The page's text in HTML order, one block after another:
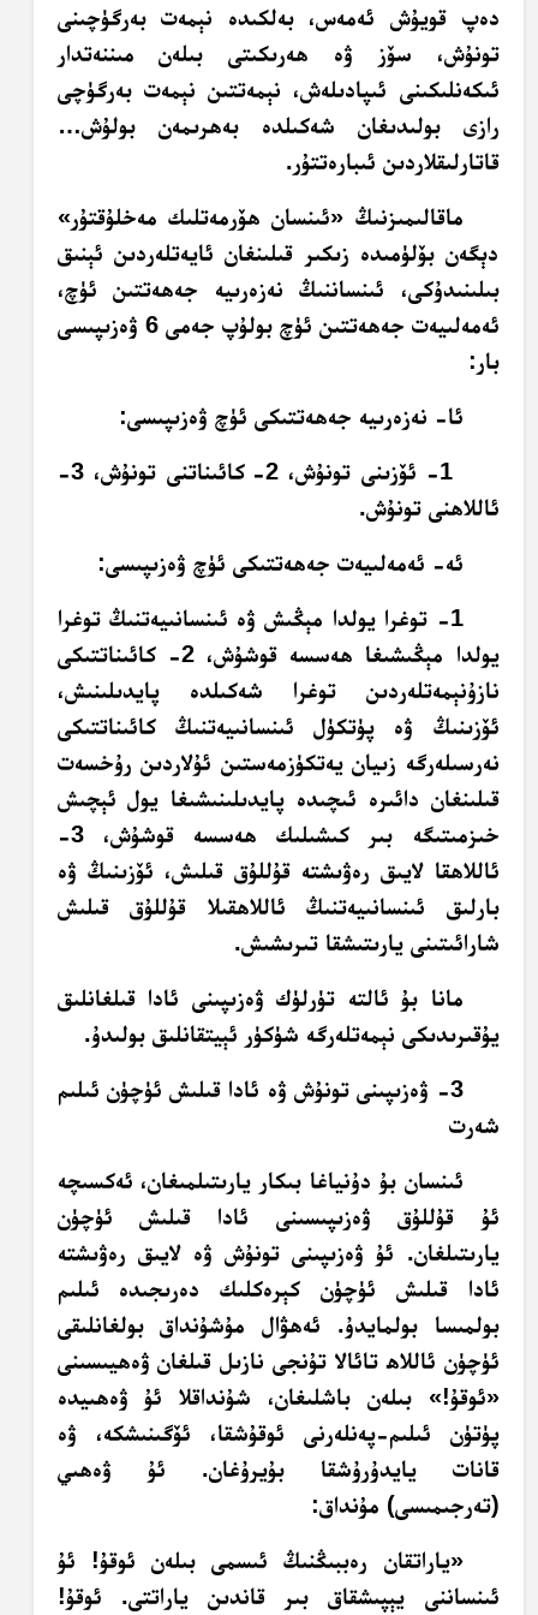
دەپ قويۇش ئەمەس، بەلكىدە نېمەت بەرگۈچىنى
تونۇش، سۆز ۋە ھەرىكىتى بىلەن مىننەتدار
ئىكەنلىكىنى ئىپادىلەش، نېمەتتىن نېمەت بەرگۈچى
رازى بولىدىغان شەكىلدە بەھرىمەن بولۇش…
قاتارلىقلاردىن ئىبارەتتۇر.
ماقالىمىزنىڭ «ئىنسان ھۆرمەتلىك مەخلۇقتۇر»
دېگەن بۆلۈمىدە زىكىر قىلىنغان ئايەتلەردىن ئېنىق
بىلىنىدۇكى، ئىنساننىڭ نەزەرىيە جەھەتتىن ئۈچ،
ئەمەلىيەت جەھەتتىن ئۈچ بولۇپ جەمى 6 ۋەزىپىسى
بار:
ئا- نەزەرىيە جەھەتتىكى ئۈچ ۋەزىپىسى:
1- ئۆزىنى تونۇش، 2- كائىناتنى تونۇش، 3-
ئاللاھنى تونۇش.
ئە- ئەمەلىيەت جەھەتتىكى ئۈچ ۋەزىپىسى:
1- توغرا يولدا مېڭىش ۋە ئىنسانىيەتنىڭ توغرا
يولدا مېڭىشىغا ھەسسە قوشۇش، 2- كائىناتتىكى
نازۇنېمەتلەردىن توغرا شەكىلدە پايدىلىنىش،
ئۆزىنىڭ ۋە پۈتكۈل ئىنسانىيەتنىڭ كائىناتتىكى
نەرسىلەرگە زىيان يەتكۈزمەستىن ئۇلاردىن رۇخسەت
قىلىنغان دائىرە ئىچىدە پايدىلىنىشىغا يول ئېچىش
خىزمىتىگە بىر كىشىلىك ھەسسە قوشۇش، 3-
ئاللاھقا لايىق رەۋىشتە قۇللۇق قىلىش، ئۆزىنىڭ ۋە
بارلىق ئىنسانىيەتنىڭ ئاللاھقىلا قۇللۇق قىلىش
شارائىتىنى يارىتىشقا تىرىشىش.
مانا بۇ ئالتە تۈرلۈك ۋەزىپىنى ئادا قىلغانلىق
يۇقىرىدىكى نېمەتلەرگە شۈكۈر ئېيتقانلىق بولىدۇ.
3- ۋەزىپىنى تونۇش ۋە ئادا قىلىش ئۈچۈن ئىلىم
شەرت
ئىنسان بۇ دۇنياغا بىكار يارىتىلمىغان، ئەكسىچە
ئۇ قۇللۇق ۋەزىپىسىنى ئادا قىلىش ئۈچۈن
يارىتىلغان. ئۇ ۋەزىپىنى تونۇش ۋە لايىق رەۋىشتە
ئادا قىلىش ئۈچۈن كېرەكلىك دەرىجىدە ئىلىم
بولمىسا بولمايدۇ. ئەھۋال مۇشۇنداق بولغانلىقى
ئۈچۈن ئاللاھ تائالا تۇنجى نازىل قىلغان ۋەھيىسىنى
«ئوقۇ!» بىلەن باشلىغان، شۇنداقلا ئۇ ۋەھىيدە
پۈتۈن ئىلىم-پەنلەرنى ئوقۇشقا، ئۆگىنىشكە، ۋە
قانات يايدۇرۇشقا بۇيرۇغان. ئۇ ۋەھىي
(تەرجىمىسى) مۇنداق:
«ياراتقان رەببىڭنىڭ ئىسمى بىلەن ئوقۇ! ئۇ
ئىنساننى يېپىشقاق بىر قاندىن ياراتتى. ئوقۇ!